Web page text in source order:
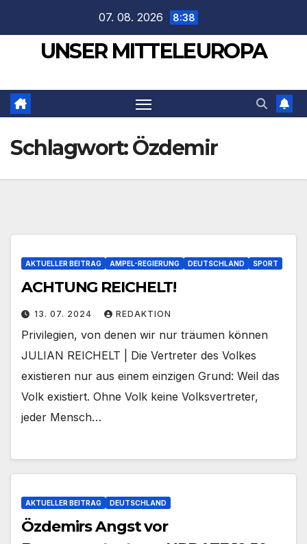
springen
07. 08. 2026 8:38
UNSER MITTELEUROPA
Schlagwort:Özdemir
AKTUELLER BEITRAG AMPEL-REGIERUNG DEUTSCHLAND SPORT
ACHTUNG REICHELT!
13. 07. 2024 REDAKTION
Privilegien, von denen wir nur träumen können
JULIAN REICHELT | Die Vertreter des Volkes
existieren nur aus einem einzigen Grund: Weil das
Volk existiert. Ohne Volk keine Volksvertreter,
jeder Mensch…
AKTUELLER BEITRAG DEUTSCHLAND
Özdemirs Angst vor